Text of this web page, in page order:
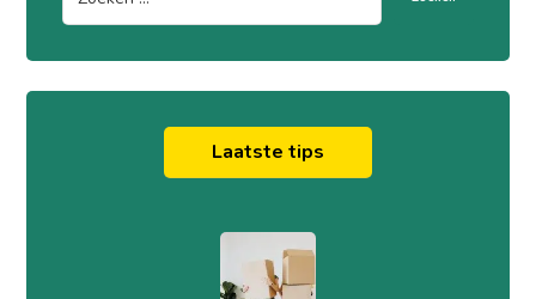
Laatste tips